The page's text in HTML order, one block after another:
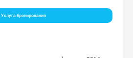
Услуга бронирования